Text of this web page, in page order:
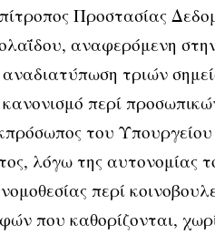
Προστασίας
αναφερόμενη
τριών
περί
του
λόγω της αυτονομίας
περί
που καθορίζονται,